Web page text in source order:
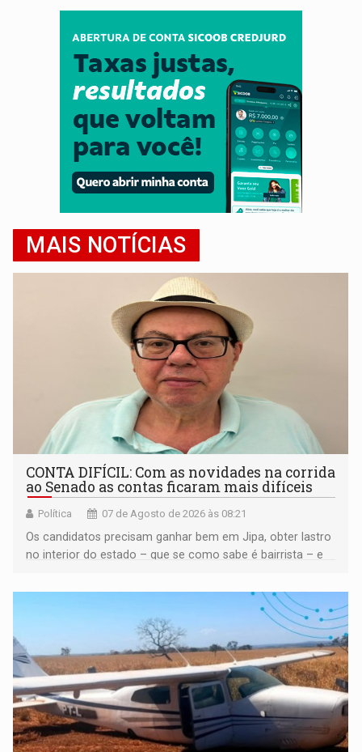
MAIS NOTÍCIAS
CONTA DIFÍCIL: Com as novidades na corrida
ao Senado as contas ficaram mais difíceis
Política 07 de Agosto de 2026 às 08:21
Os candidatos precisam ganhar bem em Jipa, obter lastro
no interior do estado – que se como sabe é bairrista – e
garantir